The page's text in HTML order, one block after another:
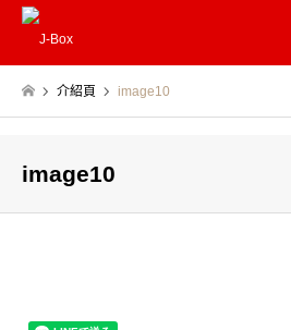
介紹頁 image10
image10